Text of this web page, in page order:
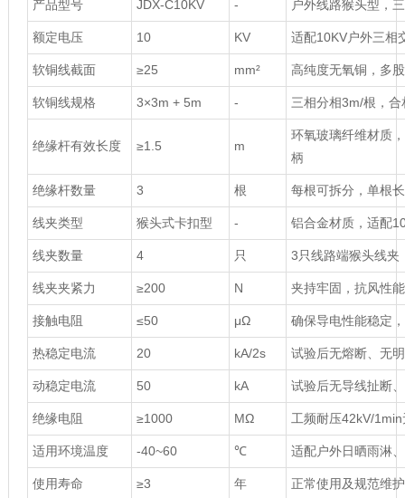
产品型号 JDX-C10KV - 户外线路猴头型，
额定电压 10 KV 适配10KV户外三相
软铜线截面 ≥25 mm² 高纯度无氧铜，多
软铜线规格 3×3m + 5m - 三相分相3m/根，
绝缘杆有效长度 ≥1.5 m
环氧玻璃纤维材质
柄
绝缘杆数量 3 根 每根可拆分，单根
线夹类型 猴头式卡扣型 - 铝合金材质，适配
线夹数量 4 只 3只线路端猴头线夹
线夹夹紧力 ≥200 N 夹持牢固，抗风性
接触电阻 ≤50 μΩ 确保导电性能稳定
热稳定电流 20 kA/2s 试验后无熔断、无
动稳定电流 50 kA 试验后无导线扯断
绝缘电阻 ≥1000 MΩ 工频耐压42kV/
适用环境温度 -40~60 ℃ 适配户外日晒雨淋
使用寿命 ≥3 年 正常使用及规范维